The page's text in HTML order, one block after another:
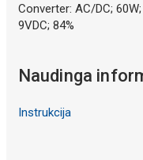
Converter: AC/DC;
9VDC; 84%
Naudinga
Instrukcija